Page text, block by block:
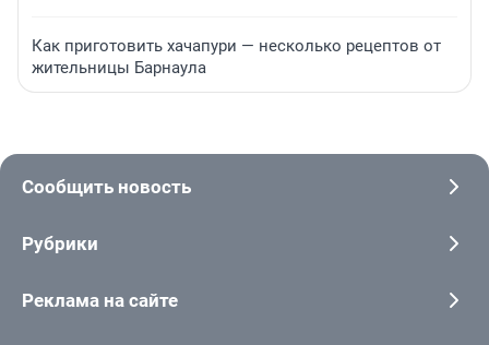
Как приготовить хачапури — несколько рецептов от
жительницы Барнаула
Сообщить новость
Рубрики
Реклама на сайте